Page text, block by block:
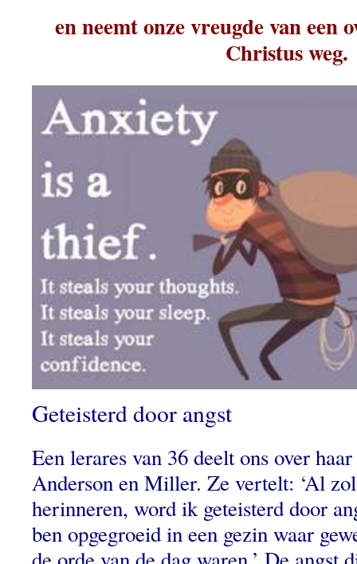
en neemt onze vreugde van een
Christus weg.
Geteisterd door angst
Een lerares van 36 deelt ons over
Anderson en Miller. Ze vertelt: ‘Al
herinneren, word ik geteisterd door
ben opgegroeid in een gezin waar